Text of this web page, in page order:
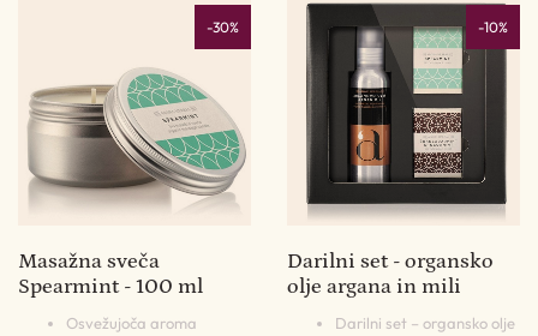
-30%
Masažna sveča
Spearmint - 100 ml
Osvežujoča aroma
-10%
Darilni set - organsko
olje argana in mili
Darilni set – organsko olje